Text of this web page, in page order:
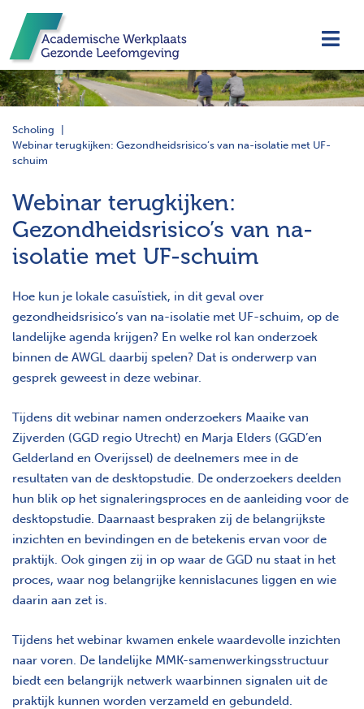
Scholing
Webinar terugkijken: Gezondheidsrisico’s van na-isolatie met UF-
schuim
Webinar terugkijken:
Gezondheidsrisico’s van na-
isolatie met UF-schuim
Hoe kun je lokale casuïstiek, in dit geval over
gezondheidsrisico’s van na-isolatie met UF-schuim, op de
landelijke agenda krijgen? En welke rol kan onderzoek
binnen de AWGL daarbij spelen? Dat is onderwerp van
gesprek geweest in deze webinar.
Tijdens dit webinar namen onderzoekers Maaike van
Zijverden (GGD regio Utrecht) en Marja Elders (GGD’en
Gelderland en Overijssel) de deelnemers mee in de
resultaten van de desktopstudie. De onderzoekers deelden
hun blik op het signaleringsproces en de aanleiding voor de
desktopstudie. Daarnaast bespraken zij de belangrijkste
inzichten en bevindingen en de betekenis ervan voor de
praktijk. Ook gingen zij in op waar de GGD nu staat in het
proces, waar nog belangrijke kennislacunes liggen en wie
daarin aan zet is.
Tijdens het webinar kwamen enkele waardevolle inzichten
naar voren. De landelijke MMK-samenwerkingsstructuur
biedt een belangrijk netwerk waarbinnen signalen uit de
praktijk kunnen worden verzameld en gebundeld.